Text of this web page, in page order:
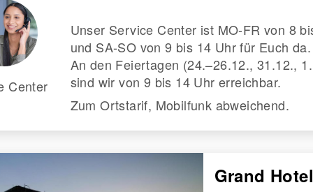
Center
Unser Service Center ist MO-FR von 8
und SA-SO von 9 bis 14 Uhr für Euch da.
An den Feiertagen (24.–26.12., 31.12.,
sind wir von 9 bis 14 Uhr erreichbar.
Zum Ortstarif, Mobilfunk abweichend.
Grand